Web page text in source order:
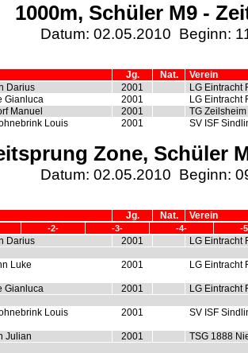
1000m, Schüler M9 -
Datum: 02.05.2010 Beginn:
Jg. Nat.
Verein
Darius 2001
LG Eintracht
Gianluca 2001
LG Eintracht
Manuel 2001
TG Zeilsheim
Louis 2001 SV ISF
Zone, Schüler
Datum: 02.05.2010 Beginn:
Jg. Nat. Verein
-2- -3- -4- -
Darius 2001 LG Eintracht
Luke 2001 LG Eintracht
Gianluca 2001 LG Eintracht
Louis 2001 SV ISF
Julian 2001 TSG 1888